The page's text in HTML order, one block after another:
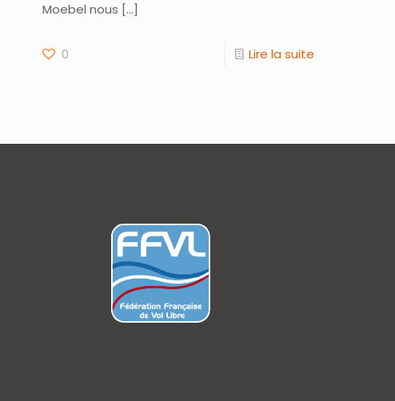
Moebel nous […]
0 Lire la suite